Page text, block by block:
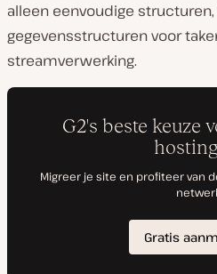
alleen eenvoudige
gegevensstructuren voor
streamverwerking.